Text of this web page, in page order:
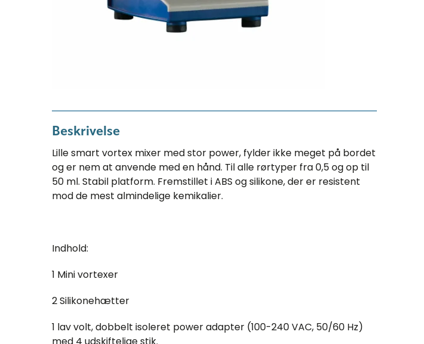
Beskrivelse
Lille smart vortex mixer med stor power, fylder ikke meget på bordet
og er nem at anvende med en hånd. Til alle rørtyper fra 0,5 og op til
50 ml. Stabil platform. Fremstillet i ABS og silikone, der er resistent
mod de mest almindelige kemikalier.
Indhold:
1 Mini vortexer
2 Silikonehætter
1 lav volt, dobbelt isoleret power adapter (100-240 VAC, 50/60 Hz)